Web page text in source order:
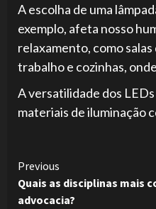
A escolha de uma
exemplo, afeta nosso
relaxamento, como
trabalho e cozinhas,
A versatilidade dos
materiais de iluminação
Continue
Reading
Previous
Quais as disciplinas mais
advocacia?